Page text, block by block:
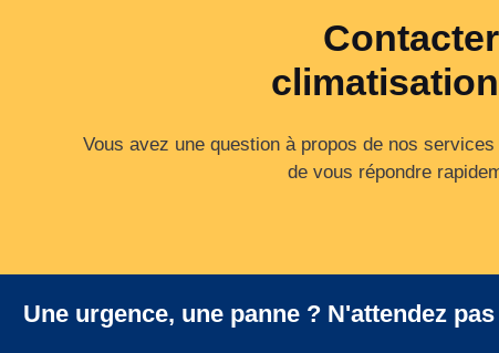
Contacter
Vous avez une question à propos de nos
de vous répondre
Une urgence, une panne ? N'attendez pas